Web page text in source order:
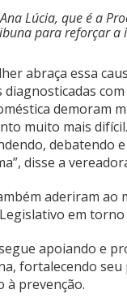
Lúcia, que é a
para reforçar
abraça essa
demoram
muito mais
debatendo
disse a
aderiram ao
em torno
apoiando e
fortalecendo
à prevenção.